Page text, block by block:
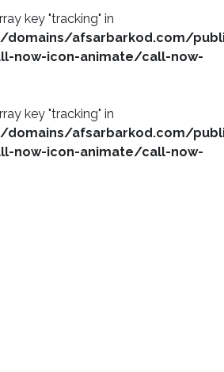
key "tracking" in
domains/afsarbarkod.com/
now-icon-animate/call-now-
key "tracking" in
domains/afsarbarkod.com/
now-icon-animate/call-now-